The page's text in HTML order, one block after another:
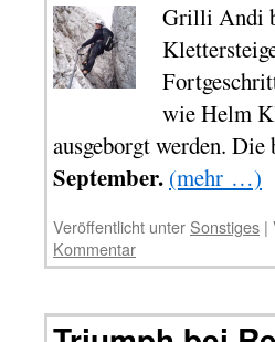
Grilli Andi
wie Helm
ausgeborgt werden.
September. (mehr …)
Veröffentlicht unter Sonstiges |
Kommentar